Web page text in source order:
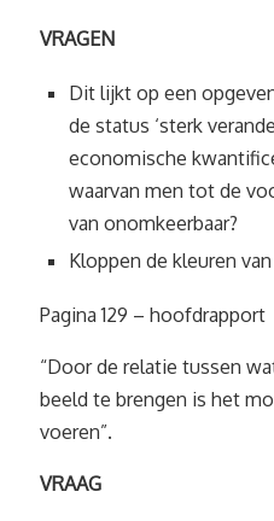
VRAGEN
Dit lijkt op een
de status ‘sterk
economische
waarvan men tot de
van onomkeerbaar?
Kloppen de kleuren
Pagina 129 – hoofdrapport
“Door de relatie tussen
beeld te brengen is het
voeren”.
VRAAG